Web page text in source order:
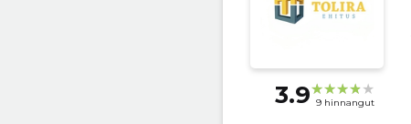
3.9 9 hinnangut